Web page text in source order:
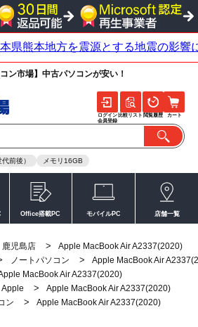
ン市場】中古パソコンが安い！
前後） メモリ16GB
ログイン
会員登録
比較リスト 閲覧履歴 カート
Office搭載PC モバイルPC 店舗一覧
鹿児島店 >
Apple MacBook Air A2337(2020)
ノートパソコン >
Apple MacBook Air
MacBook Air A2337(2020)
Apple >
Apple MacBook Air A2337(2020)
ン > Apple MacBook Air A2337(2020)